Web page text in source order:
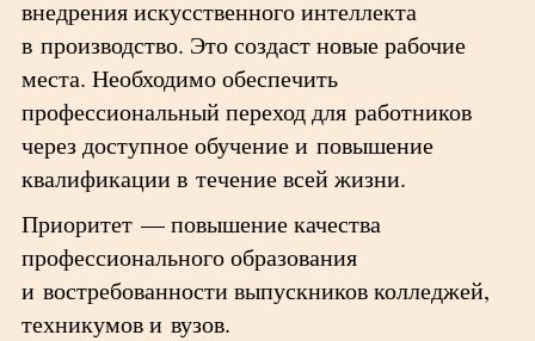
внедрения искусственного интеллекта
в производство. Это создаст новые рабочие
места. Необходимо обеспечить
профессиональный переход для работников
через доступное обучение и повышение
квалификации в течение всей жизни.
Приоритет — повышение качества
профессионального образования
и востребованности выпускников колледжей,
техникумов и вузов.